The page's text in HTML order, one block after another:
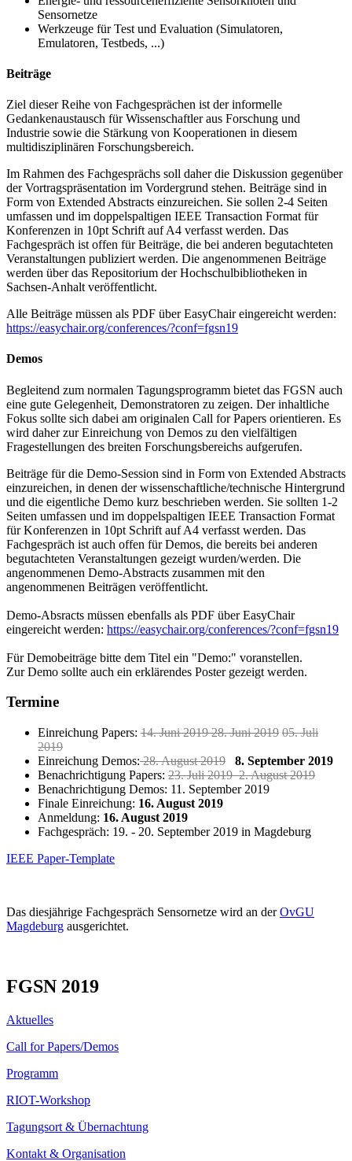
Sensornetze
Werkzeuge für Test und Evaluation (Simulatoren,
Emulatoren, Testbeds, ...)
Beiträge
Ziel dieser Reihe von Fachgesprächen ist der informelle
Gedankenaustausch für Wissenschaftler aus Forschung und
Industrie sowie die Stärkung von Kooperationen in diesem
multidisziplinären Forschungsbereich.
Im Rahmen des Fachgesprächs soll daher die Diskussion gegenüber
der Vortragspräsentation im Vordergrund stehen. Beiträge sind in
Form von Extended Abstracts einzureichen. Sie sollen 2-4 Seiten
umfassen und im doppelspaltigen IEEE Transaction Format für
Konferenzen in 10pt Schrift auf A4 verfasst werden. Das
Fachgespräch ist offen für Beiträge, die bei anderen begutachteten
Veranstaltungen publiziert werden. Die angenommenen Beiträge
werden über das Repositorium der Hochschulbibliotheken in
Sachsen-Anhalt veröffentlicht.
Alle Beiträge müssen als PDF über EasyChair eingereicht werden:
https://easychair.org/conferences/?conf=fgsn19
Demos
Begleitend zum normalen Tagungsprogramm bietet das FGSN auch
eine gute Gelegenheit, Demonstratoren zu zeigen. Der inhaltliche
Fokus sollte sich dabei am originalen Call for Papers orientieren. Es
wird daher zur Einreichung von Demos zu den vielfältigen
Fragestellungen des breiten Forschungsbereichs aufgerufen.
Beiträge für die Demo-Session sind in Form von Extended Abstracts
einzureichen, in denen der wissenschaftliche/technische Hintergrund
und die eigentliche Demo kurz beschrieben werden. Sie sollten 1-2
Seiten umfassen und im doppelspaltigen IEEE Transaction Format
für Konferenzen in 10pt Schrift auf A4 verfasst werden. Das
Fachgespräch ist auch offen für Demos, die bereits bei anderen
begutachteten Veranstaltungen gezeigt wurden/werden. Die
angenommenen Demo-Abstracts zusammen mit den
angenommenen Beiträgen veröffentlicht.
Demo-Absracts müssen ebenfalls als PDF über EasyChair
eingereicht werden: https://easychair.org/conferences/?conf=fgsn19
Für Demobeiträge bitte dem Titel ein "Demo:" voranstellen.
Zur Demo sollte auch ein erklärendes Poster gezeigt werden.
Termine
Einreichung Papers: 14. Juni 2019 28. Juni 2019 05. Juli
2019
Einreichung Demos:28. August 2019
8. September 2019
Benachrichtigung Papers: 23. Juli 2019 2. August 2019
Benachrichtigung Demos: 11. September 2019
Finale Einreichung: 16. August 2019
Anmeldung: 16. August 2019
Fachgespräch: 19. - 20. September 2019 in Magdeburg
IEEE Paper-Template
Das diesjährige Fachgespräch Sensornetze wird an derOvGU
Magdeburg ausgerichtet.
FGSN 2019
Aktuelles
Call for Papers/Demos
Programm
RIOT-Workshop
Tagungsort & Übernachtung
Kontakt & Organisation